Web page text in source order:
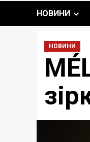
НОВИНИ
НОВИНИ